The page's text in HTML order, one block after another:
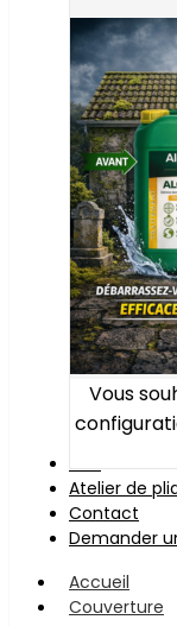
Vous
Atelier de
Contact
Demander
Accueil
Couverture